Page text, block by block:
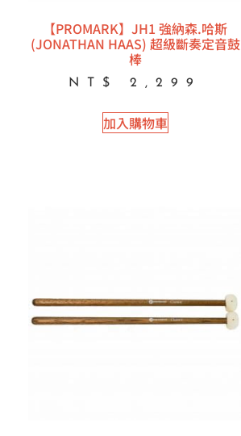
【PROMARK】JH1 強納森.哈斯
(JONATHAN HAAS) 超級斷奏定音鼓
棒
NT$ 2,299
加入購物車